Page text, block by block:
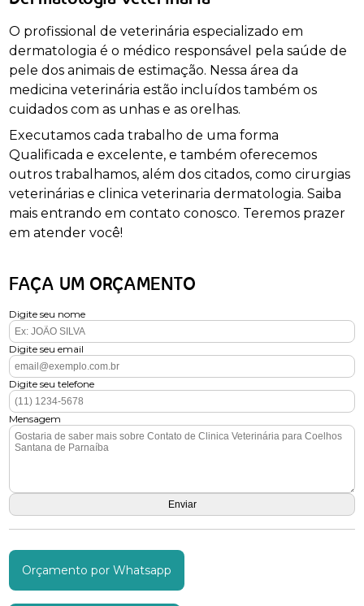
O profissional de veterinária especializado em
dermatologia é o médico responsável pela saúde de
pele dos animais de estimação. Nessa área da
medicina veterinária estão incluídos também os
cuidados com as unhas e as orelhas.
Executamos cada trabalho de uma forma
Qualificada e excelente, e também oferecemos
outros trabalhamos, além dos citados, como cirurgias
veterinárias e clinica veterinaria dermatologia. Saiba
mais entrando em contato conosco. Teremos prazer
em atender você!
FAÇA UM ORÇAMENTO
Digite seu nome
Digite seu email
Digite seu telefone
Mensagem
Orçamento por Whatsapp